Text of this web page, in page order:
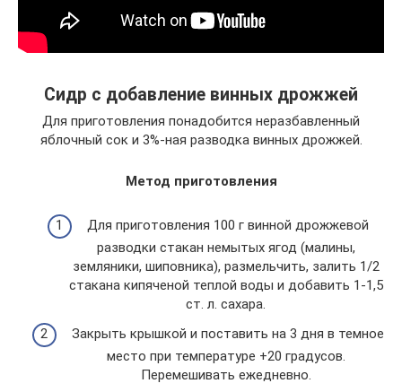
Сидр с добавление винных дрожжей
Для приготовления понадобится неразбавленный
яблочный сок и 3%-ная разводка винных дрожжей.
Метод приготовления
Для приготовления 100 г винной дрожжевой
разводки стакан немытых ягод (малины,
земляники, шиповника), размельчить, залить 1/2
стакана кипяченой теплой воды и добавить 1-1,5
ст. л. сахара.
Закрыть крышкой и поставить на 3 дня в темное
место при температуре +20 градусов.
Перемешивать ежедневно.